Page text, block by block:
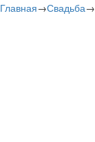
Главная→Свадьба→